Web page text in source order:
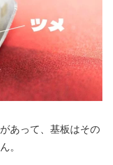
あって、基板はその
。